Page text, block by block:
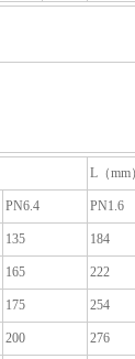
L（mm）
PN6.4 PN1.6
135 184
165 222
175 254
200 276